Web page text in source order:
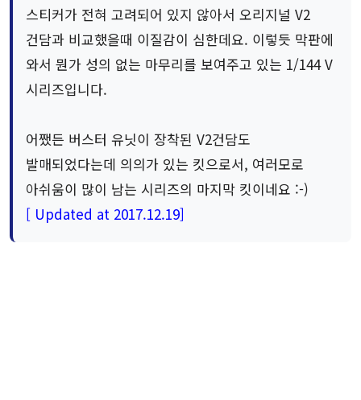
스티커가 전혀 고려되어 있지 않아서 오리지널 V2
건담과 비교했을때 이질감이 심한데요. 이렇듯 막판에
와서 뭔가 성의 없는 마무리를 보여주고 있는 1/144 V
시리즈입니다.
어쨌든 버스터 유닛이 장착된 V2건담도
발매되었다는데 의의가 있는 킷으로서, 여러모로
아쉬움이 많이 남는 시리즈의 마지막 킷이네요 :-)
[ Updated at 2017.12.19]